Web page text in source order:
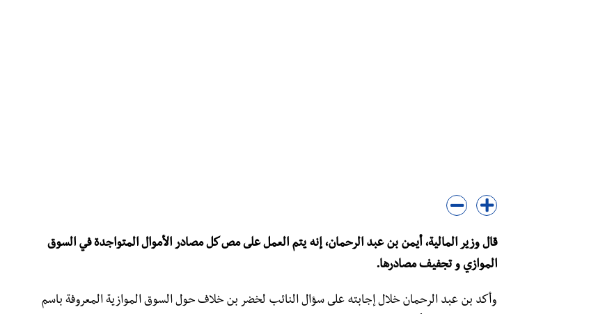
قال وزير المالية، أيمن بن عبد الرحمان، إنه يتم العمل على مص كل مصادر الأموال المتواجدة في السوق
الموازي و تجفيف مصادرها.
وأكد بن عبد الرحمان خلال إجابته على سؤال النائب لخضر بن خلاف حول السوق الموازية المعروفة باسم